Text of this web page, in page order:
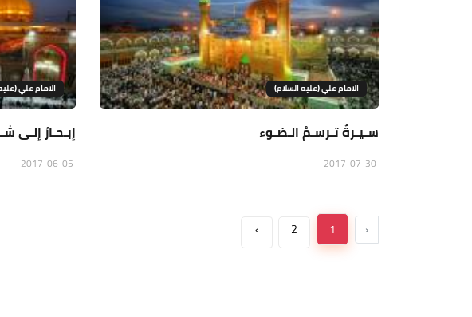
الامام علي (عليه السلام)
سـيـرةٌ تـرسـمُ الـضـوء
الامام علي
إبـحـارٌ إلـى
‹
1
2
›